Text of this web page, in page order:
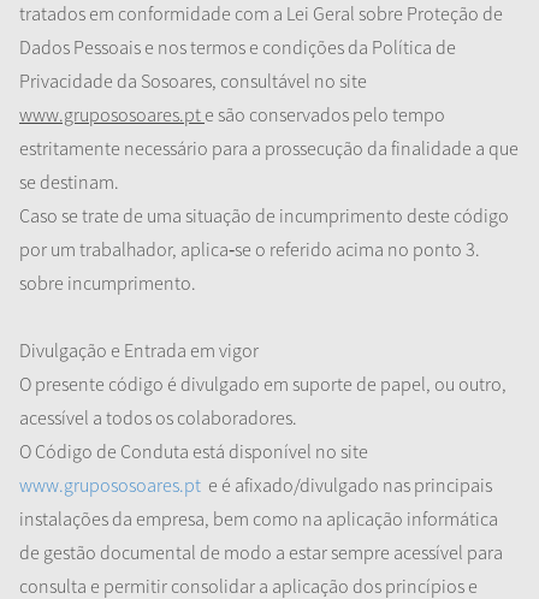
tratados em conformidade com a Lei Geral sobre Proteção de
Dados Pessoais e nos termos e condições da Política de
Privacidade da Sosoares, consultável no site
www.grupososoares.pt e são conservados pelo tempo
estritamente necessário para a prossecução da finalidade a que
se destinam.
Caso se trate de uma situação de incumprimento deste código
por um trabalhador, aplica‐se o referido acima no ponto 3.
sobre incumprimento.
Divulgação e Entrada em vigor
O presente código é divulgado em suporte de papel, ou outro,
acessível a todos os colaboradores.
O Código de Conduta está disponível no site
www.grupososoares.pt e é afixado/divulgado nas principais
instalações da empresa, bem como na aplicação informática
de gestão documental de modo a estar sempre acessível para
consulta e permitir consolidar a aplicação dos princípios e